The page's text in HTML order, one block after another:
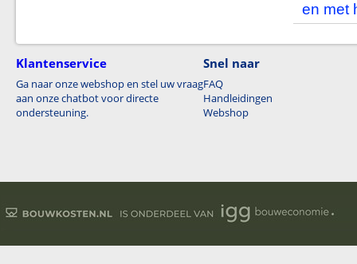
en met
Klantenservice
Ga naar onze webshop en stel uw vraag
aan onze chatbot voor directe
ondersteuning.
Snel naar
FAQ
Handleidingen
Webshop